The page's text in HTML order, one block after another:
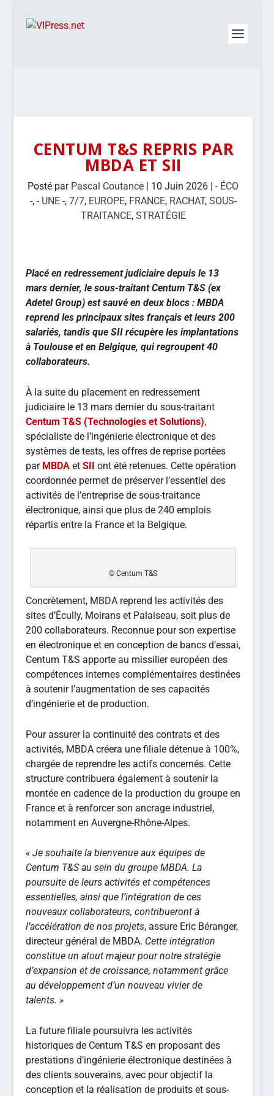
CENTUM T&S REPRIS PAR
MBDA ET SII
Posté par Pascal Coutance | 10 Juin 2026 |- ÉCO
-, - UNE -, 7/7, EUROPE, FRANCE, RACHAT, SOUS-
TRAITANCE, STRATÉGIE
Placé en redressement judiciaire depuis le 13
mars dernier, le sous-traitant Centum T&S (ex
Adetel Group) est sauvé en deux blocs : MBDA
reprend les principaux sites français et leurs 200
salariés, tandis que SII récupère les implantations
à Toulouse et en Belgique, qui regroupent 40
collaborateurs.
À la suite du placement en redressement
judiciaire le 13 mars dernier du sous-traitant
Centum T&S (Technologies et Solutions),
spécialiste de l’ingénierie électronique et des
systèmes de tests, les offres de reprise portées
par MBDA etSII ont été retenues. Cette opération
coordonnée permet de préserver l’essentiel des
activités de l’entreprise de sous-traitance
électronique, ainsi que plus de 240 emplois
répartis entre la France et la Belgique.
© Centum T&S
Concrètement, MBDA reprend les activités des
sites d’Écully, Moirans et Palaiseau, soit plus de
200 collaborateurs. Reconnue pour son expertise
en électronique et en conception de bancs d’essai,
Centum T&S apporte au missilier européen des
compétences internes complémentaires destinées
à soutenir l’augmentation de ses capacités
d’ingénierie et de production.
Pour assurer la continuité des contrats et des
activités, MBDA créera une filiale détenue à 100%,
chargée de reprendre les actifs concernés. Cette
structure contribuera également à soutenir la
montée en cadence de la production du groupe en
France et à renforcer son ancrage industriel,
notamment en Auvergne-Rhône-Alpes.
« Je souhaite la bienvenue aux équipes de
Centum T&S au sein du groupe MBDA. La
poursuite de leurs activités et compétences
essentielles, ainsi que l’intégration de ces
nouveaux collaborateurs, contribueront à
l’accélération de nos projets, assure Eric Béranger,
directeur général de MBDA. Cette intégration
constitue un atout majeur pour notre stratégie
d’expansion et de croissance, notamment grâce
au développement d’un nouveau vivier de
talents. »
La future filiale poursuivra les activités
historiques de Centum T&S en proposant des
prestations d’ingénierie électronique destinées à
des clients souverains, avec pour objectif la
conception et la réalisation de produits et sous-